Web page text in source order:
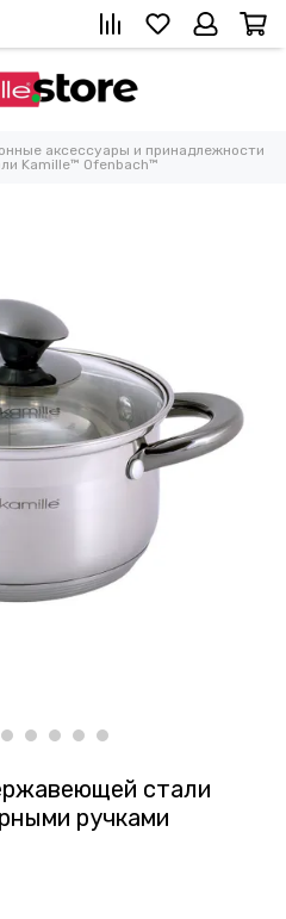
аксессуары и принадлежности
Kamille™ Ofenbach™
стали
ручками